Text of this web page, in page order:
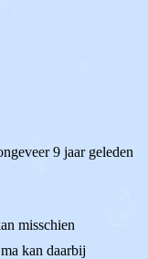
9 jaar geleden
misschien
kan daarbij